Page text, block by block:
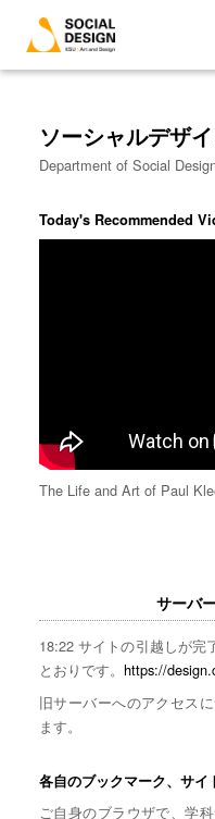
ソーシャルデザ
Department of Social
Today's Recommended
The Life and Art of Paul
サーバ
18:22 サイトの引越しが完
とおりです。 https://
旧サーバーへのアクセス
ます。
各自のブックマーク、サ
ご自身のブラウザで、学